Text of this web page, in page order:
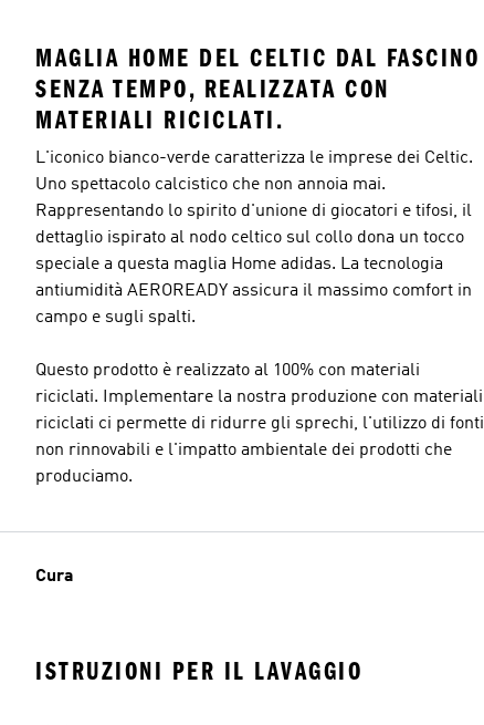
MAGLIA HOME DEL CELTIC DAL FASCINO
SENZA TEMPO, REALIZZATA CON
MATERIALI RICICLATI.
L'iconico bianco-verde caratterizza le imprese dei Celtic.
Uno spettacolo calcistico che non annoia mai.
Rappresentando lo spirito d'unione di giocatori e tifosi, il
dettaglio ispirato al nodo celtico sul collo dona un tocco
speciale a questa maglia Home adidas. La tecnologia
antiumidità AEROREADY assicura il massimo comfort in
campo e sugli spalti.
Questo prodotto è realizzato al 100% con materiali
riciclati. Implementare la nostra produzione con materiali
riciclati ci permette di ridurre gli sprechi, l'utilizzo di fonti
non rinnovabili e l'impatto ambientale dei prodotti che
produciamo.
Cura
ISTRUZIONI PER IL LAVAGGIO